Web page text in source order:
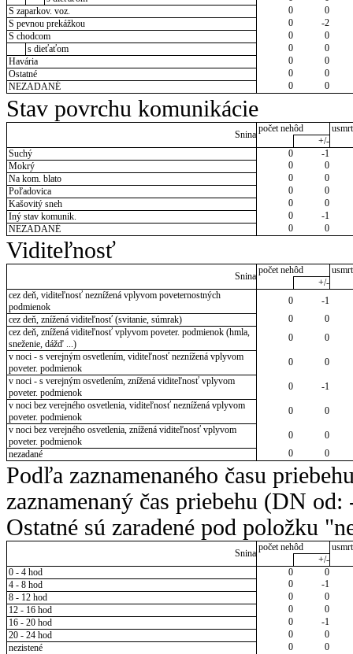
S zaparkov. voz.
0
0
S pevnou prekážkou
0
-2
S chodcom
0
0
s dieťaťom
0
0
Havária
0
0
Ostatné
0
0
NEZADANÉ
0 0
Stav povrchu komunikácie
Snina
počet nehôd
+/-
Suchý
0
-1
Mokrý
0
0
Na kom. blato
0
0
Poľadovica
0
0
Kašovitý sneh
0
0
Iný stav komunik.
0
-1
NEZADANÉ
0 0
Viditeľnosť
Snina
počet nehôd
+/-
cez deň, viditeľnosť neznížená vplyvom poveternostných
podmienok
0
-1
cez deň, znížená viditeľnosť (svitanie, súmrak)
0
0
cez deň, znížená viditeľnosť vplyvom poveter. podmienok (hmla,
sneženie, dážď ...)
0
0
v noci - s verejným osvetlením, viditeľnosť neznížená vplyvom
poveter. podmienok
0
0
v noci - s verejným osvetlením, znížená viditeľnosť vplyvom
poveter. podmienok
0
-1
v noci bez verejného osvetlenia, viditeľnosť neznížená vplyvom
poveter. podmienok
0
0
v noci bez verejného osvetlenia, znížená viditeľnosť vplyvom
poveter. podmienok
0
0
nezadané
0 0
Podľa zaznamenaného času
zaznamenaný čas priebehu (DN
Ostatné sú zaradené pod položku
Snina
počet nehôd
+/-
0 - 4 hod
0
0
4 - 8 hod
0
-1
8 - 12 hod
0
0
12 - 16 hod
0
0
16 - 20 hod
0
-1
20 - 24 hod
0
0
nezistené
0 0